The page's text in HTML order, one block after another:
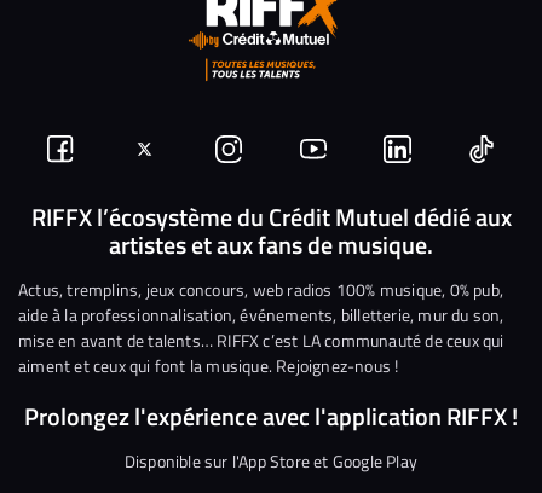
Suivez-
nous
Facebook
Suivez-
nous
sur
Twitter
Nous
rejoindre
sur
Instagram
Nous
rejoindre
sur
YouTube
Nous
rejoindre
sur
Linkedin
Nous
RIFFX l’écosystème du Crédit Mutuel dédié aux
artistes et aux fans de musique.
Actus, tremplins, jeux concours, web radios 100% musique, 0% pub,
aide à la professionnalisation, événements, billetterie, mur du son,
mise en avant de talents… RIFFX c’est LA communauté de ceux qui
aiment et ceux qui font la musique. Rejoignez-nous !
Prolongez l'expérience avec l'application RIFFX !
Disponible sur l'App Store et Google Play